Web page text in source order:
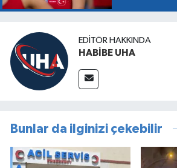
EDITÖR HAKKINDA
HABİBE UHA
Bunlar da ilginizi çekebilir